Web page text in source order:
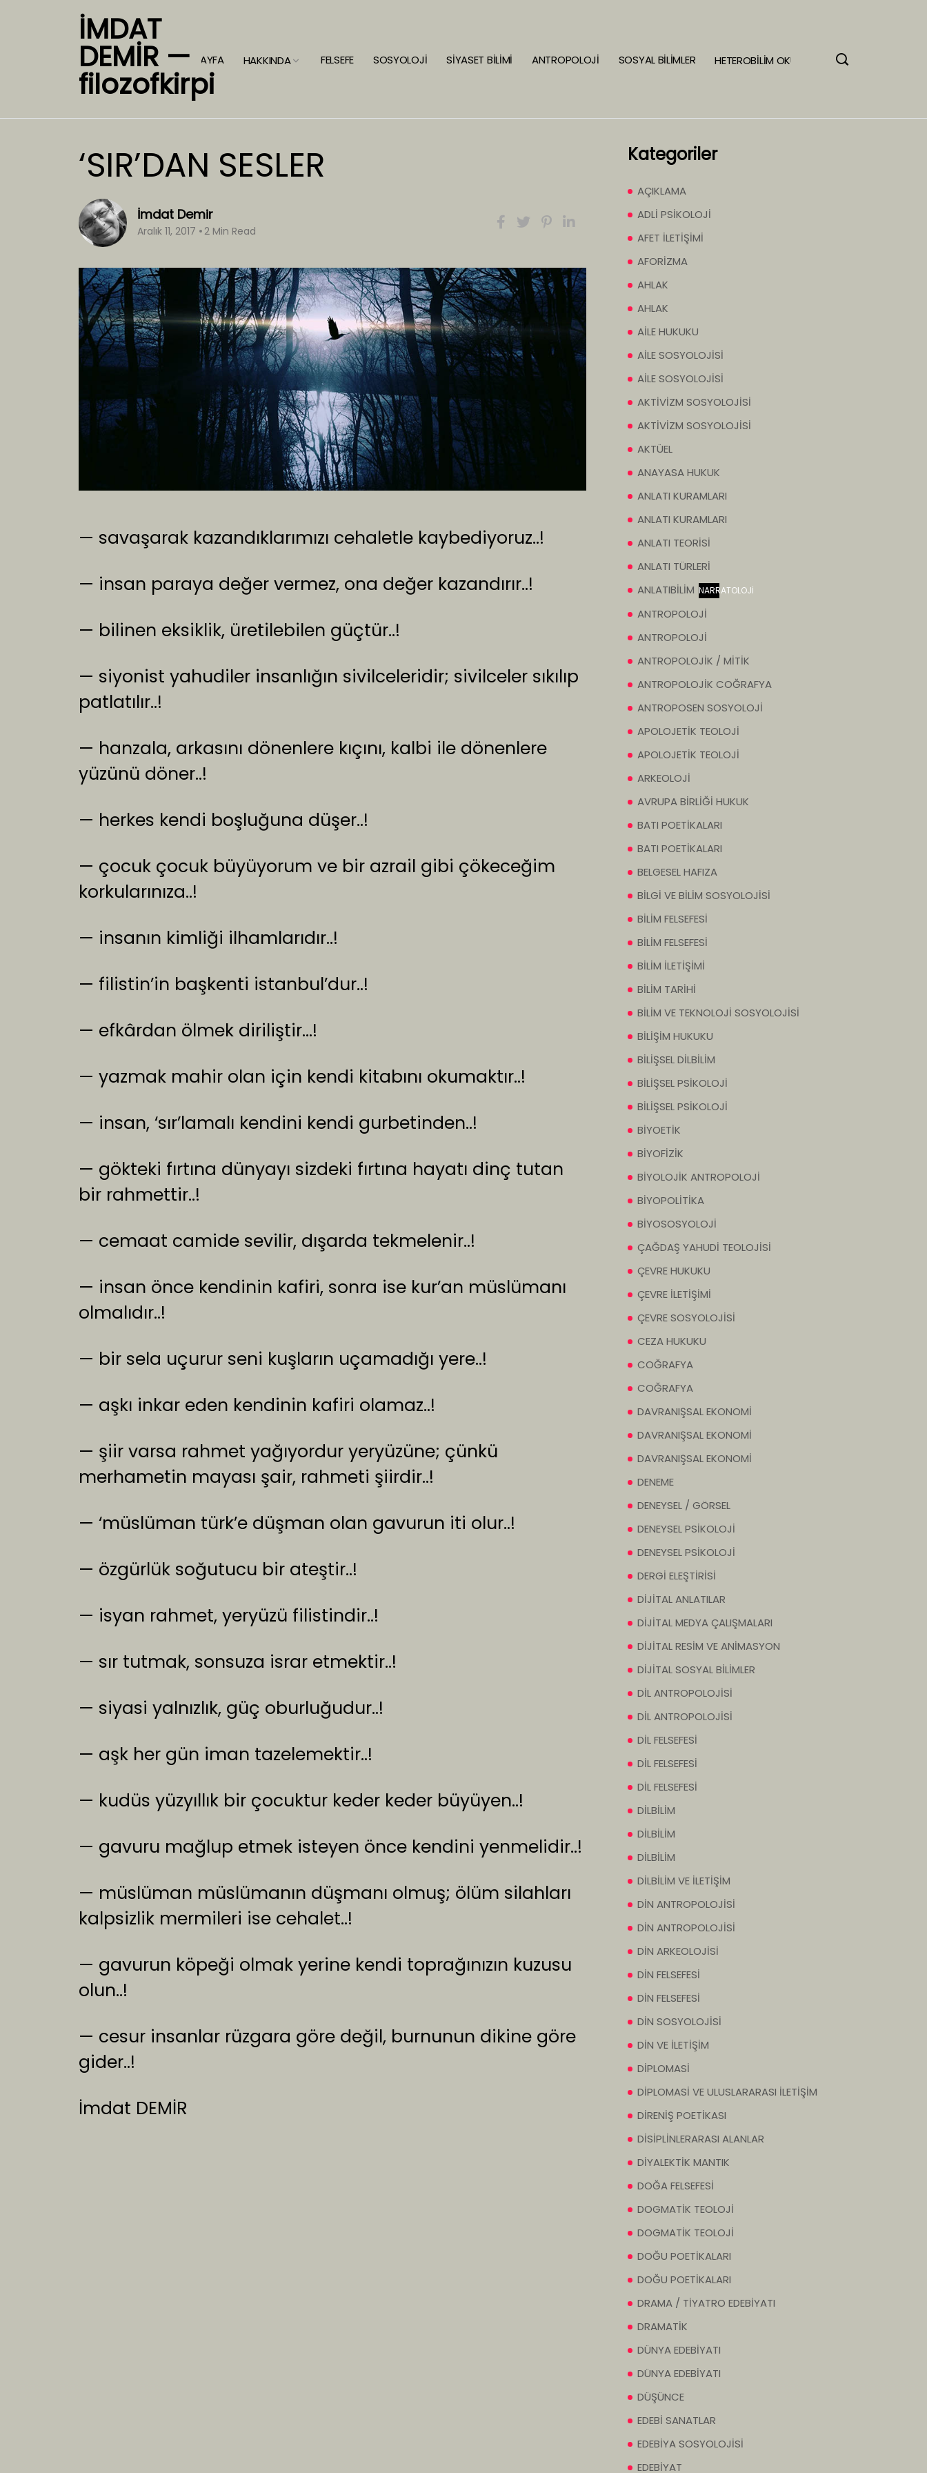
İMDAT
DEMİR —
filozofkirpi
ANASAYFA HAKKINDA FELSEFE SOSYOLOJİ SİYASET BİLİMİ ANTROPOLOJİ SOSYAL BİLİMLER HETEROBİLİM OKULU
‘SIR’DAN SESLER
İmdat Demir
Aralık 11, 2017 2 Min Read
— savaşarak kazandıklarımızı cehaletle kaybediyoruz..!
— insan paraya değer vermez, ona değer kazandırır..!
— bilinen eksiklik, üretilebilen güçtür..!
— siyonist yahudiler insanlığın sivilceleridir; sivilceler sıkılıp
patlatılır..!
— hanzala, arkasını dönenlere kıçını, kalbi ile dönenlere
yüzünü döner..!
— herkes kendi boşluğuna düşer..!
— çocuk çocuk büyüyorum ve bir azrail gibi çökeceğim
korkularınıza..!
— insanın kimliği ilhamlarıdır..!
— filistin’in başkenti istanbul’dur..!
— efkârdan ölmek diriliştir…!
— yazmak mahir olan için kendi kitabını okumaktır..!
— insan, ‘sır’lamalı kendini kendi gurbetinden..!
— gökteki fırtına dünyayı sizdeki fırtına hayatı dinç tutan
bir rahmettir..!
— cemaat camide sevilir, dışarda tekmelenir..!
— insan önce kendinin kafiri, sonra ise kur’an müslümanı
olmalıdır..!
— bir sela uçurur seni kuşların uçamadığı yere..!
— aşkı inkar eden kendinin kafiri olamaz..!
— şiir varsa rahmet yağıyordur yeryüzüne; çünkü
merhametin mayası şair, rahmeti şiirdir..!
— ‘müslüman türk’e düşman olan gavurun iti olur..!
— özgürlük soğutucu bir ateştir..!
— isyan rahmet, yeryüzü filistindir..!
— sır tutmak, sonsuza israr etmektir..!
— siyasi yalnızlık, güç oburluğudur..!
— aşk her gün iman tazelemektir..!
— kudüs yüzyıllık bir çocuktur keder keder büyüyen..!
— gavuru mağlup etmek isteyen önce kendini yenmelidir..!
— müslüman müslümanın düşmanı olmuş; ölüm silahları
kalpsizlik mermileri ise cehalet..!
— gavurun köpeği olmak yerine kendi toprağınızın kuzusu
olun..!
— cesur insanlar rüzgara göre değil, burnunun dikine göre
gider..!
İmdat DEMİR
Kategoriler
AÇIKLAMA
ADLİ PSİKOLOJİ
AFET İLETİŞİMİ
AFORİZMA
AHLAK
AHLAK
AİLE HUKUKU
AİLE SOSYOLOJİSİ
AİLE SOSYOLOJİSİ
AKTİVİZM SOSYOLOJİSİ
AKTİVİZM SOSYOLOJİSİ
AKTÜEL
ANAYASA HUKUK
ANLATI KURAMLARI
ANLATI KURAMLARI
ANLATI TEORİSİ
ANLATI TÜRLERİ
ANLATIBİLİM NARRATOLOJİ
ANTROPOLOJİ
ANTROPOLOJİ
ANTROPOLOJİK / MİTİK
ANTROPOLOJİK COĞRAFYA
ANTROPOSEN SOSYOLOJİ
APOLOJETİK TEOLOJİ
APOLOJETİK TEOLOJİ
ARKEOLOJİ
AVRUPA BİRLİĞİ HUKUK
BATI POETİKALARI
BATI POETİKALARI
BELGESEL HAFIZA
BİLGİ VE BİLİM SOSYOLOJİSİ
BİLİM FELSEFESİ
BİLİM FELSEFESİ
BİLİM İLETİŞİMİ
BİLİM TARİHİ
BİLİM VE TEKNOLOJİ SOSYOLOJİSİ
BİLİŞİM HUKUKU
BİLİŞSEL DİLBİLİM
BİLİŞSEL PSİKOLOJİ
BİLİŞSEL PSİKOLOJİ
BİYOETİK
BİYOFİZİK
BİYOLOJİK ANTROPOLOJİ
BİYOPOLİTİKA
BİYOSOSYOLOJİ
ÇAĞDAŞ YAHUDİ TEOLOJİSİ
ÇEVRE HUKUKU
ÇEVRE İLETİŞİMİ
ÇEVRE SOSYOLOJİSİ
CEZA HUKUKU
COĞRAFYA
COĞRAFYA
DAVRANIŞSAL EKONOMİ
DAVRANIŞSAL EKONOMİ
DAVRANIŞSAL EKONOMİ
DENEME
DENEYSEL / GÖRSEL
DENEYSEL PSİKOLOJİ
DENEYSEL PSİKOLOJİ
DERGİ ELEŞTİRİSİ
DİJİTAL ANLATILAR
DİJİTAL MEDYA ÇALIŞMALARI
DİJİTAL RESİM VE ANİMASYON
DİJİTAL SOSYAL BİLİMLER
DİL ANTROPOLOJİSİ
DİL ANTROPOLOJİSİ
DİL FELSEFESİ
DİL FELSEFESİ
DİL FELSEFESİ
DİLBİLİM
DİLBİLİM
DİLBİLİM
DİLBİLİM VE İLETİŞİM
DİN ANTROPOLOJİSİ
DİN ANTROPOLOJİSİ
DİN ARKEOLOJİSİ
DİN FELSEFESİ
DİN FELSEFESİ
DİN SOSYOLOJİSİ
DİN VE İLETİŞİM
DİPLOMASİ
DİPLOMASİ VE ULUSLARARASI İLETİŞİM
DİRENİŞ POETİKASI
DİSİPLİNLERARASI ALANLAR
DİYALEKTİK MANTIK
DOĞA FELSEFESİ
DOGMATİK TEOLOJİ
DOGMATİK TEOLOJİ
DOĞU POETİKALARI
DOĞU POETİKALARI
DRAMA / TİYATRO EDEBİYATI
DRAMATİK
DÜNYA EDEBİYATI
DÜNYA EDEBİYATI
DÜŞÜNCE
EDEBİ SANATLAR
EDEBİYA SOSYOLOJİSİ
EDEBİYAT